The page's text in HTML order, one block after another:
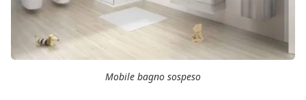
Mobile bagno sospeso